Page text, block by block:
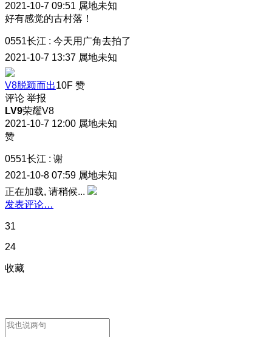
2021-10-7 09:51 属地未知
好有感觉的古村落！
0551长江 : 今天用广角去拍了
2021-10-7 13:37 属地未知
V8脱颖而出10F 赞
评论 举报
LV9荣耀V8
2021-10-7 12:00 属地未知
赞
0551长江 : 谢
2021-10-8 07:59 属地未知
正在加载, 请稍候...
发表评论…
31
24
收藏